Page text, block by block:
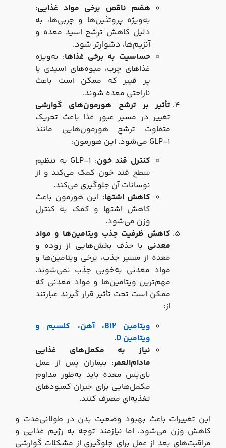
هضم ناقص برخی مواد غذایی:
به‌ویژه پروتئین‌ها و چربی‌ها، به
دلیل کاهش ترشح اسید معده و
آنزیم‌ها، دشوارتر شود.
حساسیت به برخی غذاها: به‌ویژه
غذاهای چرب، میوه‌های اسیدی یا
پر فیبر که ممکن است باعث
ناراحتی معده شوند.
تأثیر بر ترشح هورمون‌های گوارشی
تغییر در مسیر عبور غذا باعث تحریک
متفاوت ترشح هورمون‌هایی مانند
GLP-۱ می‌شود. این هورمون:
کنترل قند خون
: GLP-۱ به تنظیم
سطح قند خون کمک می‌کند و از
نوسانات آن جلوگیری می‌کند.
کاهش اشتها: این هورمون باعث
کاهش اشتها و کمک به کنترل
وزن می‌شود.
کاهش ظرفیت جذب ویتامین‌ها و مواد
معدنیبا حذف بخش‌هایی از روده و
معده از مسیر جذب، برخی ویتامین‌ها و
مواد معدنی به‌خوبی جذب نمی‌شوند.
مهم‌ترین ویتامین‌ها و مواد معدنی که
ممکن است تحت تأثیر قرار گیرند عبارتند
از:
ویتامین B12، آهن، کلسیم و
ویتامین D .
نیاز به مکمل‌های غذایی
مادام‌العمر: بیماران پس از عمل
بای‌پس معده باید به‌طور مداوم
مکمل‌هایی برای جبران کمبودهای
تغذیه‌ای مصرف کنند.
این تغییرات باعث بهبود وضعیت بدن در طولانی‌مدت و
کاهش وزن می‌شود، اما نیازمند توجه به رژیم غذایی و
مراقبت‌های بعد از عمل برای جلوگیری از مشکلات گوارشی